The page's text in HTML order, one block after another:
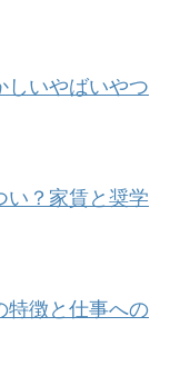
しいやばいやつ
い？家賃と奨学
特徴と仕事への